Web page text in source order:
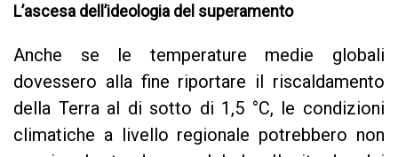
L’ascesa dell’ideologia del superamento
Anche se le temperature medie globali
dovessero alla fine riportare il riscaldamento
della Terra al di sotto di 1,5 °C, le condizioni
climatiche a livello regionale potrebbero non